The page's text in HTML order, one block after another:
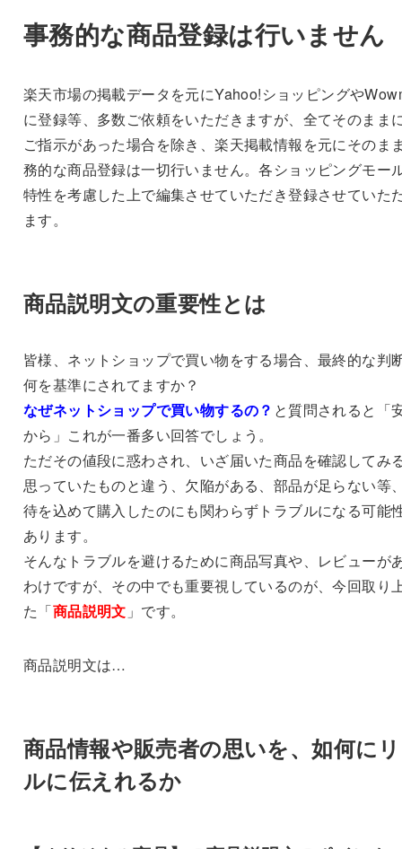
事務的な商品登録は行いません
楽天市場の掲載データを元にYahoo!ショッピングや
に登録等、多数ご依頼をいただきますが、全てそのまま
ご指示があった場合を除き、楽天掲載情報を元にそのま
務的な商品登録は一切行いません。各ショッピングモー
特性を考慮した上で編集させていただき登録させていた
ます。
商品説明文の重要性とは
皆様、ネットショップで買い物をする場合、最終的な判
何を基準にされてますか？
なぜネットショップで買い物するの？ と質問されると「
から」これが一番多い回答でしょう。
ただその値段に惑わされ、いざ届いた商品を確認してみ
思っていたものと違う、欠陥がある、部品が足らない等
待を込めて購入したのにも関わらずトラブルになる可能
あります。
そんなトラブルを避けるために商品写真や、レビューが
わけですが、その中でも重要視しているのが、今回取り
た「商品説明文 」です。
商品説明文は…
商品情報や販売者の思いを、如何に
ルに伝えれるか